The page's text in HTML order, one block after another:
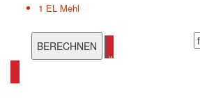
1 EL Mehl
alle Kichererbsen